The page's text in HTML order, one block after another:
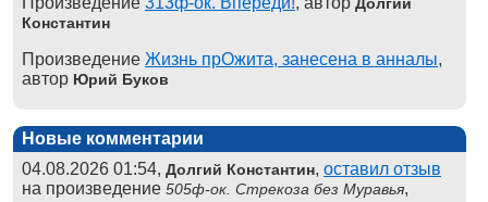
Константин
Произведение Жизнь прОжита, занесена в анналы,
автор Юрий Буков
Новые комментарии
04.08.2026 01:54, Долгий Константин, оставил отзыв
на произведение 505ф-ок. Стрекоза без Муравья,